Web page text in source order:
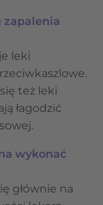
zapalenia
leki
też leki
łagodzić
wykonać
głównie na